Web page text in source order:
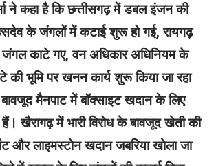
ने कहा है कि छत्तीसगढ़ में डबल इंजन की
के जंगलों में कटाई शुरू हो गई, रायगढ़
काटे गए, वन अधिकार अधिनियम के
भूमि पर खनन कार्य शुरू किया जा रहा
मैनपाट में बॉक्साइट खदान के लिए
खैरागढ़ में भारी विरोध के बावजूद खेती की
और लाइमस्टोन खदान जबरिया खोला जा